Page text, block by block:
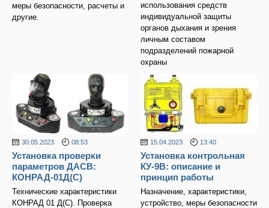
меры безопасности, расчеты и
другие.
использования средств
индивидуальной защиты
органов дыхания и зрения
личным составом
подразделений пожарной
охраны
30.05.2023 08:53
Установка проверки
параметров ДАСВ:
КОНРАД-01Д(С)
Технические характеристики
КОНРАД 01 Д(С). Проверка
15.04.2023 13:40
Установка контрольная
КУ-9В: описание и
принцип работы
Назначение, характеристики,
устройство, меры безопасности